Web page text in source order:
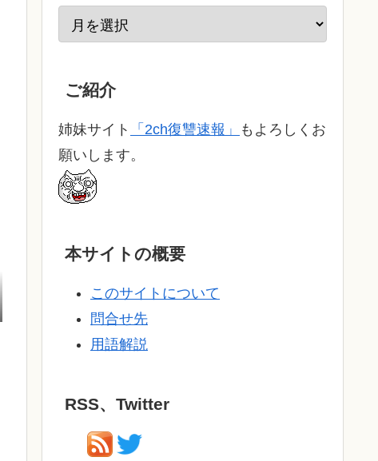
ご紹介
姉妹サイト 「2ch復讐速報」
もよろしくお
願いします。
本サイトの概要
このサイトについて
問合せ先
用語解説
RSS、Twitter